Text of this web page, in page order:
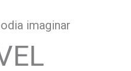
imaginar